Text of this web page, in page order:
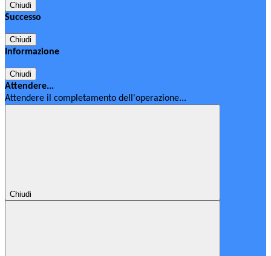
Chiudi
Successo
Chiudi
Informazione
Chiudi
Attendere...
Attendere il completamento dell'operazione...
Chiudi